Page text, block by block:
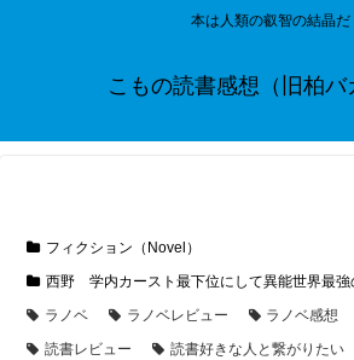
本は人類の叡智の結晶だ
こもの読書感想（旧柏バ
フィクション（Novel）
西野 学内カースト最下位にして異能世界最強
ラノベ
ラノベレビュー ラノベ感想
読書レビュー
読書好きな人と繋がりたい